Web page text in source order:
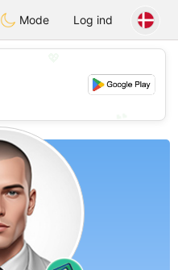
ahebik
Mode Log ind